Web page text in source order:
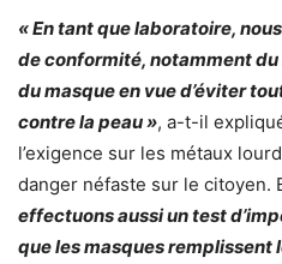
« En tant que laboratoire,
de conformité, notamment du
du masque en vue d’éviter
contre la peau », a-t-il
l’exigence sur les métaux
danger néfaste sur le citoyen.
effectuons aussi un test
que les masques remplissent